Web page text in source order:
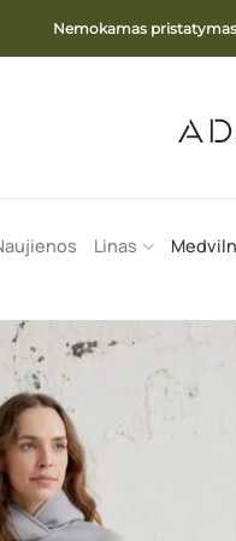
Nemokamas
Linas